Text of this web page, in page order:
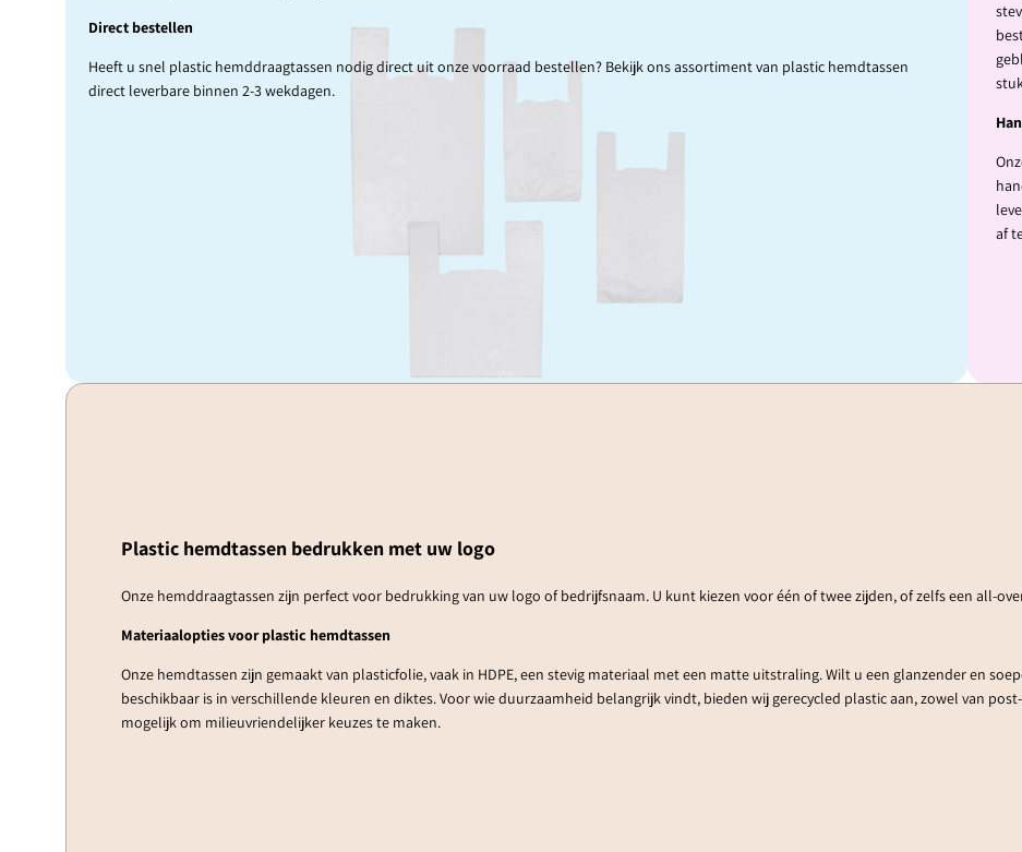
Direct bestellen
Heeft u snel plastic hemddraagtassen nodig direct uit onze voorraad bestellen? Bekijk ons assortiment van plastic hemdtassen
direct leverbare binnen 2-3 wekdagen.
af
Plastic hemdtassen bedrukken met uw logo
Onze hemddraagtassen zijn perfect voor bedrukking van uw logo of bedrijfsnaam. U kunt kiezen voor één of twee zijden, of zelfs een all-
Materiaalopties voor plastic hemdtassen
Onze hemdtassen zijn gemaakt van plasticfolie, vaak in HDPE, een stevig materiaal met een matte uitstraling. Wilt u een glanzender en
beschikbaar is in verschillende kleuren en diktes. Voor wie duurzaamheid belangrijk vindt, bieden wij gerecycled plastic aan, zowel van
mogelijk om milieuvriendelijker keuzes te maken.